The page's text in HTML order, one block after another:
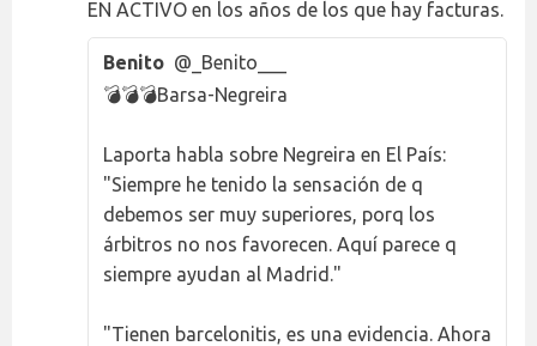
EN ACTIVO en los años de los que hay facturas.
Benito @_Benito___
💣💣💣Barsa-Negreira
Laporta habla sobre Negreira en El País:
"Siempre he tenido la sensación de q
debemos ser muy superiores, porq los
árbitros no nos favorecen. Aquí parece q
siempre ayudan al Madrid."
"Tienen barcelonitis, es una evidencia. Ahora